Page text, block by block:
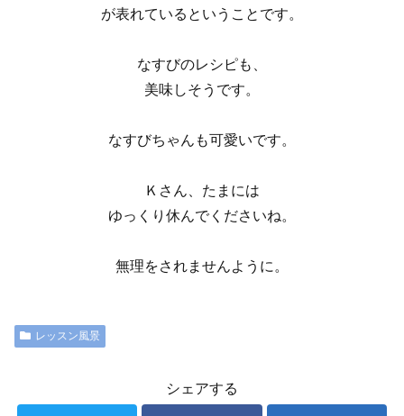
が表れているということです。
なすびのレシピも、
美味しそうです。
なすびちゃんも可愛いです。
Ｋさん、たまには
ゆっくり休んでくださいね。
無理をされませんように。
レッスン風景
シェアする